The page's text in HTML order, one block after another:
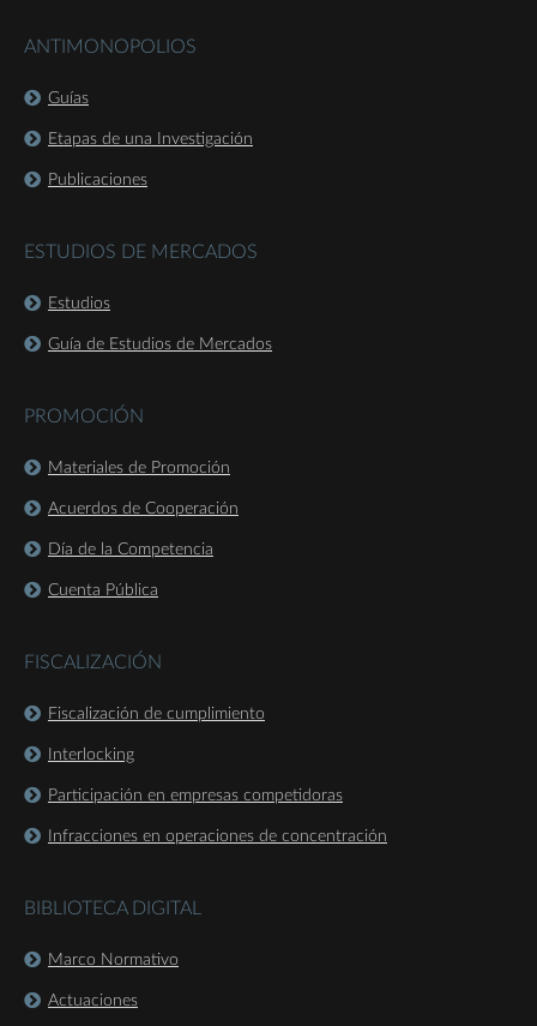
ANTIMONOPOLIOS
Guías
Etapas de una Investigación
Publicaciones
ESTUDIOS DE MERCADOS
Estudios
Guía de Estudios de Mercados
PROMOCIÓN
Materiales de Promoción
Acuerdos de Cooperación
Día de la Competencia
Cuenta Pública
FISCALIZACIÓN
Fiscalización de cumplimiento
Interlocking
Participación en empresas competidoras
Infracciones en operaciones de concentración
BIBLIOTECA DIGITAL
Marco Normativo
Actuaciones